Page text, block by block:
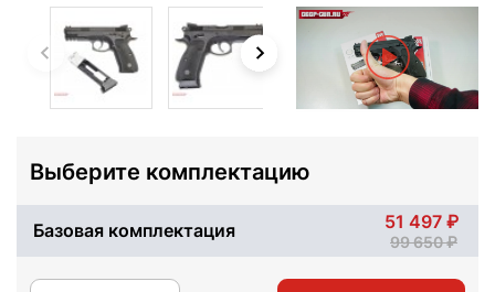
Выберите комплектацию
Базовая комплектация 51 497
99 650